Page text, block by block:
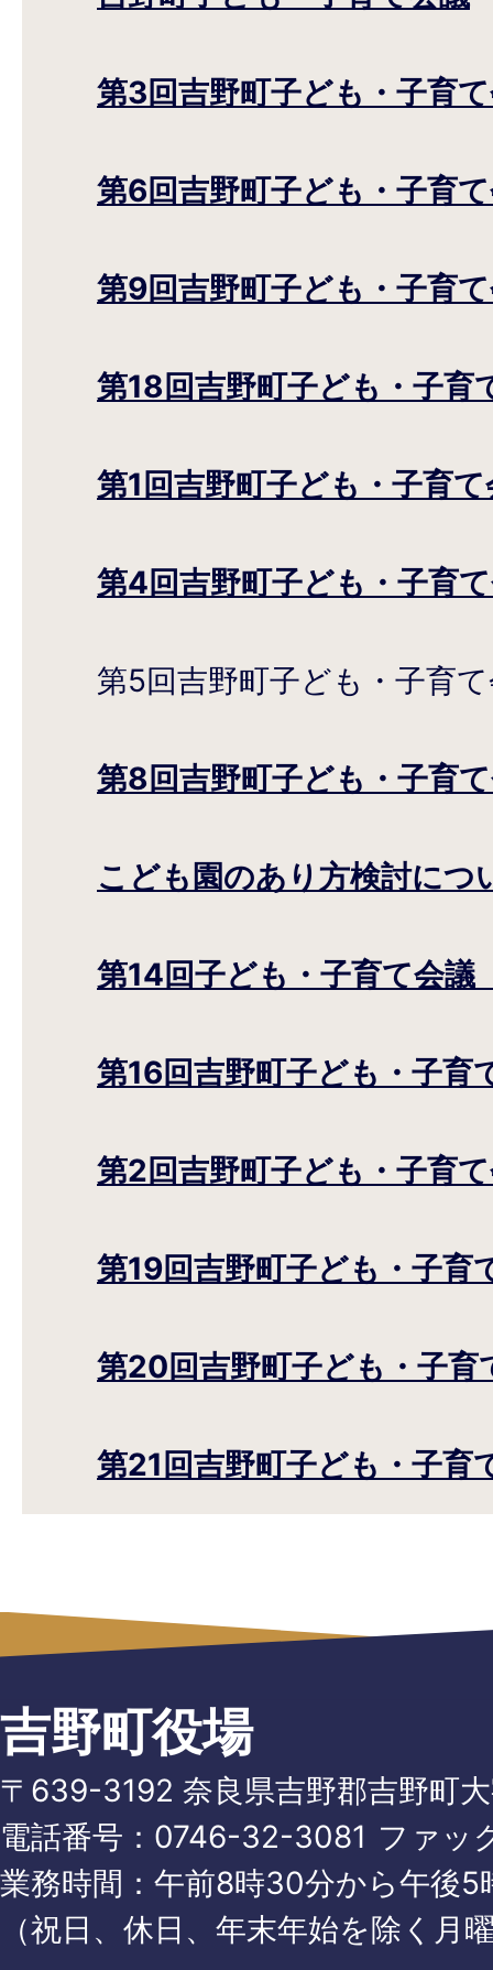
第3回吉野町子ども・子育
第6回吉野町子ども・子育
第9回吉野町子ども・子育
第18回吉野町子ども・子育
第1回吉野町子ども・子育
第4回吉野町子ども・子育
第5回吉野町子ども・子育
第8回吉野町子ども・子育
こども園のあり方検討につ
第14回子ども・子育て会議
第16回吉野町子ども・子育
第2回吉野町子ども・子育
第19回吉野町子ども・子育
第20回吉野町子ども・子育
第21回吉野町子ども・子育
吉野町役場
〒639-3192 奈良県吉野郡吉野町
電話番号： 0746-32-3081 ファッ
業務時間：午前8時30分から午後5
（祝日、休日、年末年始を除く月